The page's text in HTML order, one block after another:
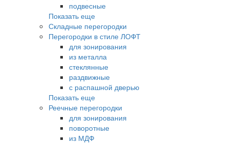
подвесные
Показать еще
Складные перегородки
Перегородки в стиле ЛОФТ
для зонирования
из металла
стеклянные
раздвижные
с распашной дверью
Показать еще
Реечные перегородки
для зонирования
поворотные
из МДФ